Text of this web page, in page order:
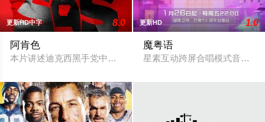
更新HD中字 8.0
阿肯色
本片讲述迪克西黑手党中两名低级毒贩(海姆斯沃斯、杜克饰)本
更新HD 1.0
魔粤语
星素互动跨屏合唱模式音乐综